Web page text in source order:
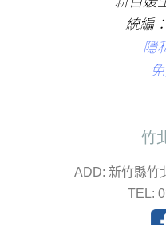
統編
隱
竹
ADD: 新竹縣竹
TEL: